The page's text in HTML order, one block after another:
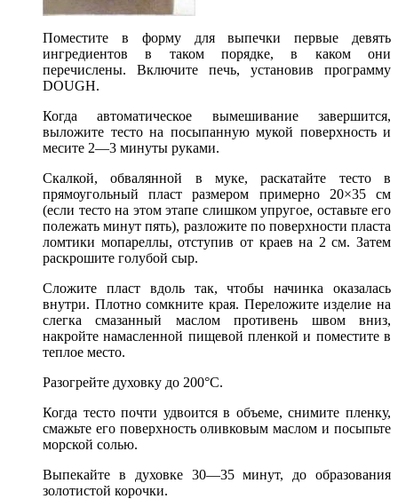
Поместите в форму для выпечки первые девять
ингредиентов в таком порядке, в каком они
перечислены. Включите печь, установив программу
DOUGH.
Когда автоматическое вымешивание завершится,
выложите тесто на посыпанную мукой поверхность и
месите 2—3 минуты руками.
Скалкой, обвалянной в муке, раскатайте тесто в
прямоугольный пласт размером примерно 20×35 см
(если тесто на этом этапе слишком упругое, оставьте его
полежать минут пять), разложите по поверхности пласта
ломтики мопареллы, отступив от краев на 2 см. Затем
раскрошите голубой сыр.
Сложите пласт вдоль так, чтобы начинка оказалась
внутри. Плотно сомкните края. Переложите изделие на
слегка смазанный маслом противень швом вниз,
накройте намасленной пищевой пленкой и поместите в
теплое место.
Разогрейте духовку до 200°С.
Когда тесто почти удвоится в объеме, снимите пленку,
смажьте его поверхность оливковым маслом и посыпьте
морской солью.
Выпекайте в духовке 30—35 минут, до образования
золотистой корочки.